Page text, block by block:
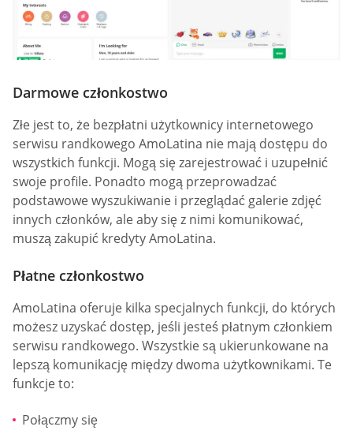
Darmowe członkostwo
Złe jest to, że bezpłatni użytkownicy internetowego
serwisu randkowego AmoLatina nie mają dostępu do
wszystkich funkcji. Mogą się zarejestrować i uzupełnić
swoje profile. Ponadto mogą przeprowadzać
podstawowe wyszukiwanie i przeglądać galerie zdjęć
innych członków, ale aby się z nimi komunikować,
muszą zakupić kredyty AmoLatina.
Płatne członkostwo
AmoLatina oferuje kilka specjalnych funkcji, do których
możesz uzyskać dostęp, jeśli jesteś płatnym członkiem
serwisu randkowego. Wszystkie są ukierunkowane na
lepszą komunikację między dwoma użytkownikami. Te
funkcje to:
Połączmy się